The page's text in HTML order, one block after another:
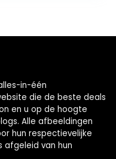
in-één
die de beste deals
en u op de hoogte
Alle afbeeldingen
hun respectievelijke
afgeleid van hun